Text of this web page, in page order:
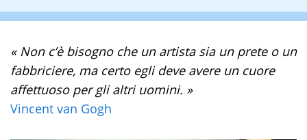
« Non c’è bisogno che un artista sia un prete o un
fabbriciere, ma certo egli deve avere un cuore
affettuoso per gli altri uomini. »
Vincent van Gogh